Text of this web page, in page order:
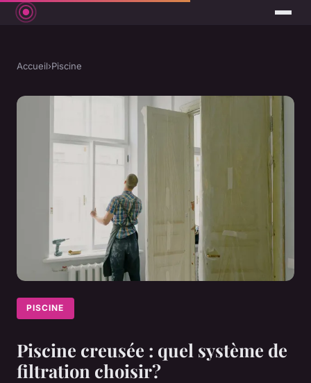
Accueil›Piscine
PISCINE
Piscine creusée : quel système de
filtration choisir?